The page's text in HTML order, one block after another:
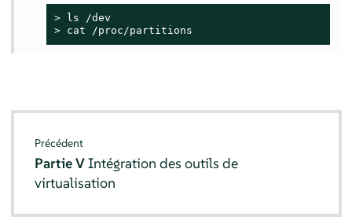
>
> cat /proc/partitions
Précédent
Partie VIntégration des outils de
virtualisation